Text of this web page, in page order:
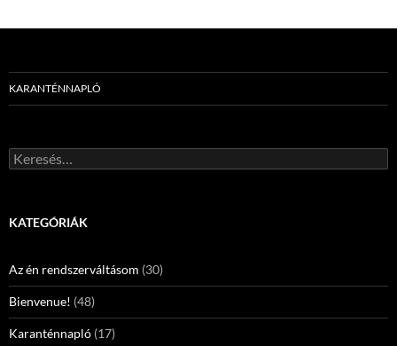
KARANTÉNNAPLÓ
Keresés:
KATEGÓRIÁK
Az én rendszerváltásom (30)
Bienvenue! (48)
Karanténnapló (17)